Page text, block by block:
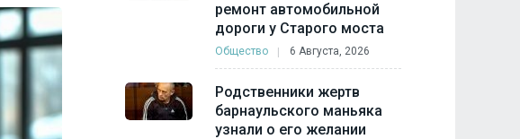
ремонт автомобильной
дороги у Старого моста
Общество 6 Августа, 2026
Родственники жертв
барнаульского маньяка
узнали о его желании